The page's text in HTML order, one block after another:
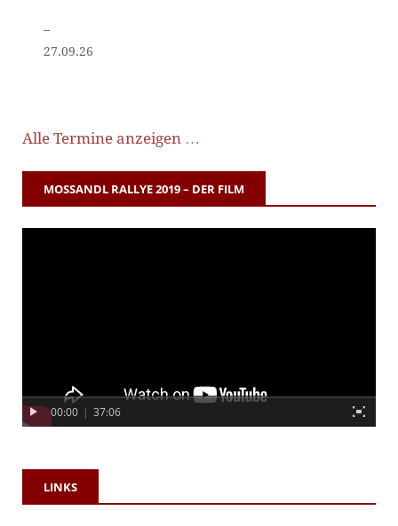
–
27.09.26
Alle Termine anzeigen …
MOSSANDL RALLYE 2019 – DER FILM
00:00 | 37:06
LINKS